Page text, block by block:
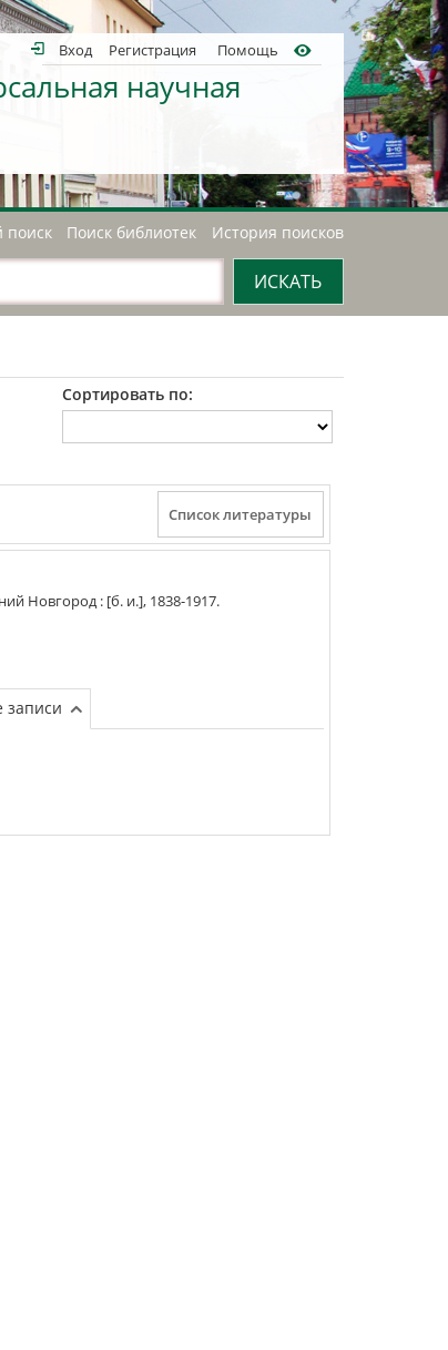
Вход Регистрация Помощь
научная
поиск Поиск библиотек История поисков
Сортировать по:
Новгород:[б. и.],1838-1917.
записи